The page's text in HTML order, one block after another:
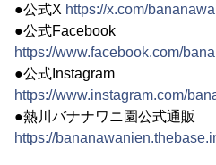
●公式X https://x.com/
●公式Facebook
https://www.facebook.com/
●公式Instagram
https://www.instagram.com/
●熱川バナナワニ園公式通販
https://